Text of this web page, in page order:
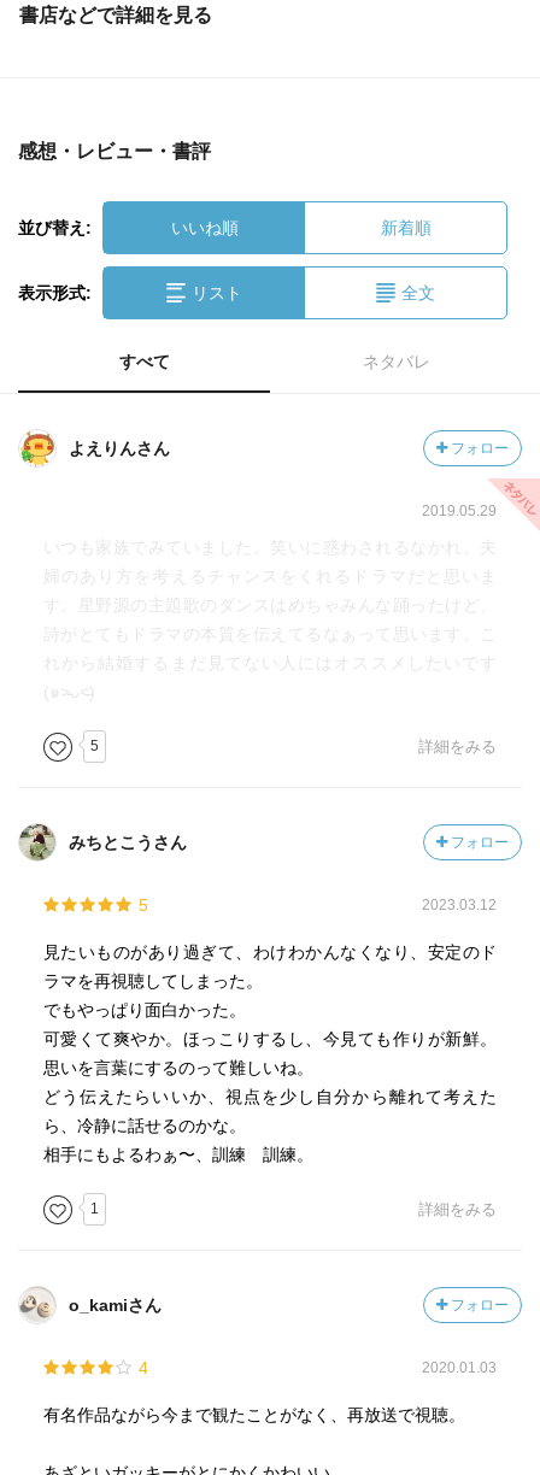
書店などで詳細を見る
感想・レビュー・書評
並び替え: いいね順 新着順
表示形式: リスト 全文
すべて ネタバレ
よえりんさん フォロー
2019.05.29
いつも家族でみていました。笑いに惑わされるなかれ。夫
婦のあり方を考えるチャンスをくれるドラマだと思いま
す。星野源の主題歌のダンスはめちゃみんな踊ったけど、
詩がとてもドラマの本質を伝えてるなぁって思います。こ
れから結婚するまだ見てない人にはオススメしたいです
(๑˃̵ᴗ˂̵)
5 詳細をみる
みちとこうさん フォロー
5 2023.03.12
見たいものがあり過ぎて、わけわかんなくなり、安定のド
ラマを再視聴してしまった。
でもやっぱり面白かった。
可愛くて爽やか。ほっこりするし、今見ても作りが新鮮。
思いを言葉にするのって難しいね。
どう伝えたらいいか、視点を少し自分から離れて考えた
ら、冷静に話せるのかな。
相手にもよるわぁ〜、訓練 訓練。
1 詳細をみる
o_kamiさん フォロー
4 2020.01.03
有名作品ながら今まで観たことがなく、再放送で視聴。